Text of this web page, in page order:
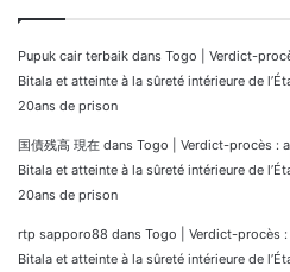
Pupuk cair terbaik dans Togo | Verdict-
Bitala et atteinte à la sûreté intérieure de
20ans de prison
国債残高 現在 dans Togo | Verdict-procès :
Bitala et atteinte à la sûreté intérieure de
20ans de prison
rtp sapporo88 dans Togo | Verdict-procès
Bitala et atteinte à la sûreté intérieure de